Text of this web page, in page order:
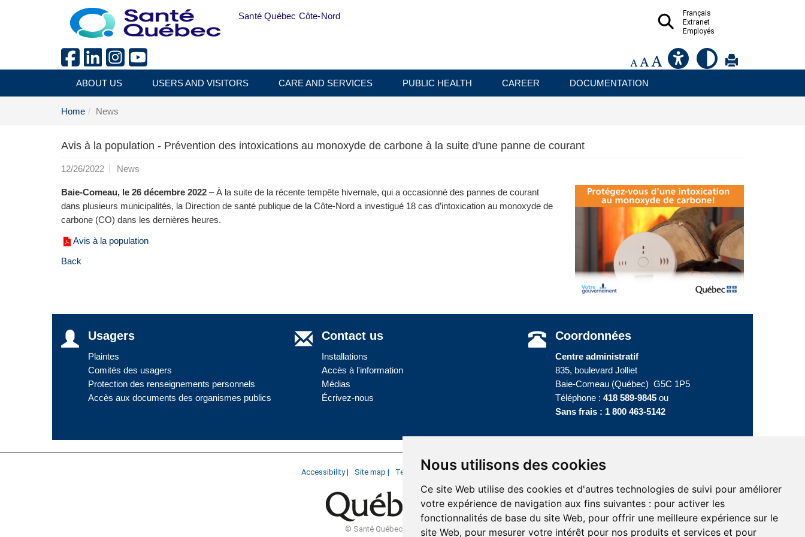
Nous utilisons des cookies
Ce site Web utilise des cookies et d'autres technologies de suivi pour améliorer
votre expérience de navigation aux fins suivantes : pour activer les
fonctionnalités de base du site Web, pour offrir une meilleure expérience sur le
site Web, pour mesurer votre intérêt pour nos produits et services et pour
Français
Extranet
Employés
Santé Québec Côte-Nord
ABOUT US USERS AND VISITORS CARE AND SERVICES PUBLIC HEALTH CAREER DOCUMENTATION
Home News
Avis à la population - Prévention des intoxications au monoxyde de carbone à la suite d'une panne de courant
12/26/2022 News
Baie-Comeau, le 26 décembre 2022 – À la suite de la récente tempête hivernale, qui a occasionné des pannes de courant
dans plusieurs municipalités, la Direction de santé publique de la Côte-Nord a investigué 18 cas d’intoxication au monoxyde de
carbone (CO) dans les dernières heures.
Avis à la population
Back
Usagers
Plaintes
Comités des usagers
Protection des renseignements personnels
Accès aux documents des organismes publics
Contact us
Installations
Accès à l'information
Médias
Écrivez-nous
Coordonnées
Centre administratif
835, boulevard Jolliet
Baie-Comeau (Québec) G5C 1P5
Téléphone : 418 589-9845 ou
Sans frais : 1 800 463-5142
Accessibility | Site map | Terms of Use | Website development
© Santé Québec Côte-Nord, 2026